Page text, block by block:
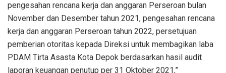
pengesahan rencana kerja dan anggaran Perseroan bulan
November dan Desember tahun 2021, pengesahan rencana
kerja dan anggaran Perseroan tahun 2022, persetujuan
pemberian otoritas kepada Direksi untuk membagikan laba
PDAM Tirta Asasta Kota Depok berdasarkan hasil audit
laporan keuangan penutup per 31 Oktober 2021,”